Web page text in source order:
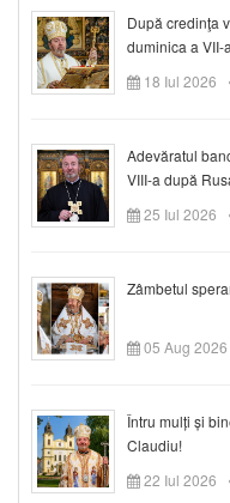
După credinţa
duminica a VII-
18 Iul 2026
Adevăratul
VIII-a după
25 Iul 2026
Zâmbetul
05 Aug 2026
Întru mulți și
Claudiu!
22 Iul 2026